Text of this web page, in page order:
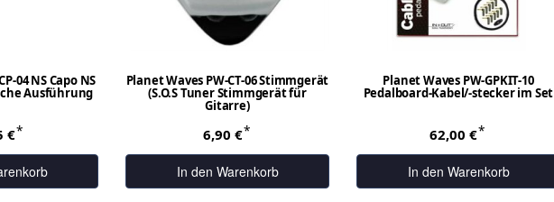
04 NS Capo NS
Ausführung
€*
Planet Waves PW-CT-06 Stimmgerät
(S.O.S Tuner Stimmgerät für
Gitarre)
6,90 €*
In den Warenkorb
Planet Waves PW-GPKIT-10
Pedalboard-Kabel/-stecker im Set
62,00 €*
In den Warenkorb